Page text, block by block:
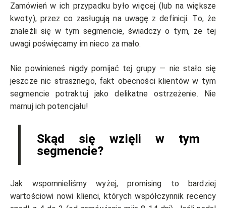
Zamówień w ich przypadku było więcej (lub na większe
kwoty), przez co zasługują na uwagę z definicji. To, że
znaleźli się w tym segmencie, świadczy o tym, że tej
uwagi poświęcamy im nieco za mało.
Nie powinieneś nigdy pomijać tej grupy — nie stało się
jeszcze nic strasznego, fakt obecności klientów w tym
segmencie potraktuj jako delikatne ostrzeżenie. Nie
marnuj ich potencjału!
Skąd się wzięli w tym
segmencie?
Jak wspomnieliśmy wyżej, promising to bardziej
wartościowi nowi klienci, których współczynnik recency